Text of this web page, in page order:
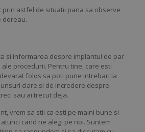
prin astfel de situatii pana sa observe
doreau.
si informarea despre implantul de par
procedurii. Pentru tine, care esti
folos sa poti pune intrebari la
clare si de incredere despre
sau ai trecut deja.
vrem sa stii ca esti pe maini bune si
cand ne alegi pe noi. Suntem